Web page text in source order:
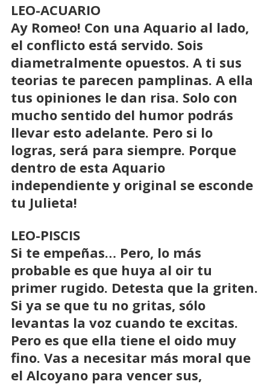
LEO-ACUARIO
Ay Romeo! Con una Aquario al lado,
el conflicto está servido. Sois
diametralmente opuestos. A ti sus
teorias te parecen pamplinas. A ella
tus opiniones le dan risa. Solo con
mucho sentido del humor podrás
llevar esto adelante. Pero si lo
logras, será para siempre. Porque
dentro de esta Aquario
independiente y original se esconde
tu Julieta!
LEO-PISCIS
Si te empeñas… Pero, lo más
probable es que huya al oir tu
primer rugido. Detesta que la griten.
Si ya se que tu no gritas, sólo
levantas la voz cuando te excitas.
Pero es que ella tiene el oido muy
fino. Vas a necesitar más moral que
el Alcoyano para vencer sus,